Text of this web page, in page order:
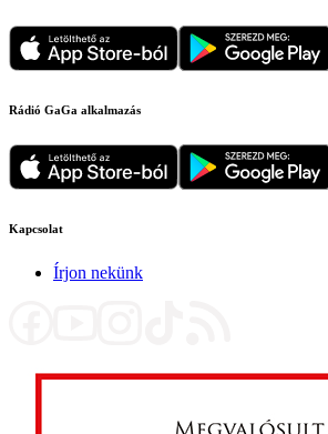
Rádió GaGa alkalmazás
Kapcsolat
Írjon nekünk